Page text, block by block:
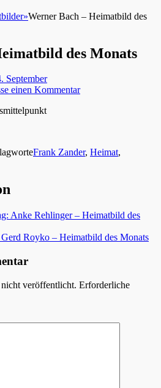
»Werner Bach – Heimatbild des
des Monats
September
einen Kommentar
Frank Zander, Heimat,
Anke Rehlinger – Heimatbild des
Gerd Royko – Heimatbild des Monats
veröffentlicht. Erforderliche